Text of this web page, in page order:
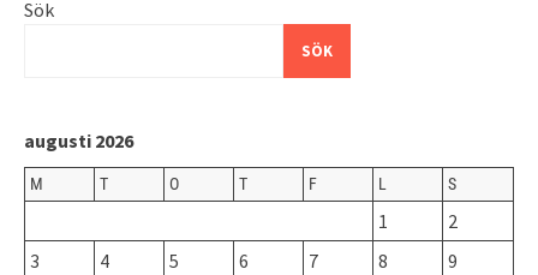
Sök
SÖK
augusti 2026
M T O T F L S
1
2
3
4 5 6 7 8
9